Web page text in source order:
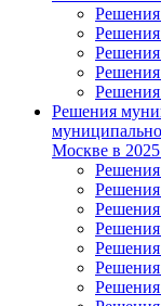
Решения
Решения
Решения
Решения
Решения
Решения
Москве в
Решения
Решения
Решения
Решения
Решения
Решения
Решения